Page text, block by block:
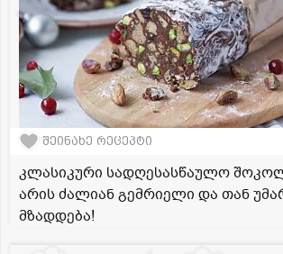
შეინახე რეცეპტი
კლასიკური სადღესასწაულო
არის ძალიან გემრიელი და თან
მზადდება!